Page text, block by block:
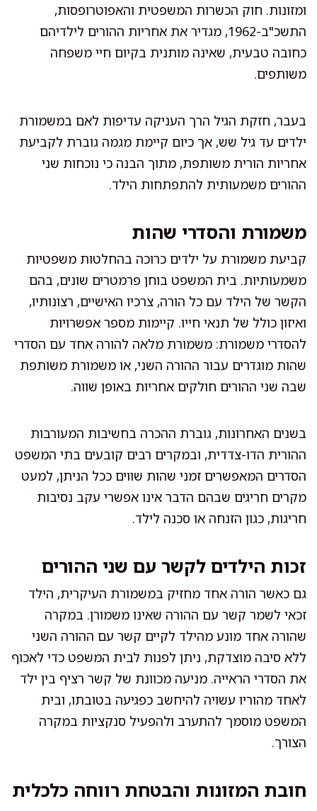
ומזונות. חוק הכשרות המשפטית והאפוטרופסות,
התשכ"ב-1962, מגדיר את אחריות ההורים לילדיהם
כחובה טבעית, שאינה מותנית בקיום חיי משפחה
משותפים.
בעבר, חזקת הגיל הרך העניקה עדיפות לאם במשמורת
ילדים עד גיל שש, אך כיום קיימת מגמה גוברת לקביעת
אחריות הורית משותפת, מתוך הבנה כי נוכחות שני
ההורים משמעותית להתפתחות הילד.
משמורת והסדרי שהות
קביעת משמורת על ילדים כרוכה בהחלטות משפטיות
משמעותיות. בית המשפט בוחן פרמטרים שונים, בהם
הקשר של הילד עם כל הורה, צרכיו האישיים, רצונותיו,
ואיזון כולל של תנאי חייו. קיימות מספר אפשרויות
להסדרי משמורת: משמורת מלאה להורה אחד עם הסדרי
שהות מוגדרים עבור ההורה השני, או משמורת משותפת
שבה שני ההורים חולקים אחריות באופן שווה.
בשנים האחרונות, גוברת ההכרה בחשיבות המעורבות
ההורית הדו-צדדית, ובמקרים רבים קובעים בתי המשפט
הסדרים המאפשרים זמני שהות שווים ככל הניתן, למעט
מקרים חריגים שבהם הדבר אינו אפשרי עקב נסיבות
חריגות, כגון הזנחה או סכנה לילד.
זכות הילדים לקשר עם שני ההורים
גם כאשר הורה אחד מחזיק במשמורת העיקרית, הילד
זכאי לשמר קשר עם ההורה שאינו משמורן. במקרה
שהורה אחד מונע מהילד לקיים קשר עם ההורה השני
ללא סיבה מוצדקת, ניתן לפנות לבית המשפט כדי לאכוף
את הסדרי הראייה. מניעה מכוונת של קשר רציף בין ילד
לאחד מהוריו עשויה להיחשב כפגיעה בטובתו, ובית
המשפט מוסמך להתערב ולהפעיל סנקציות במקרה
הצורך.
חובת המזונות והבטחת רווחה כלכלית